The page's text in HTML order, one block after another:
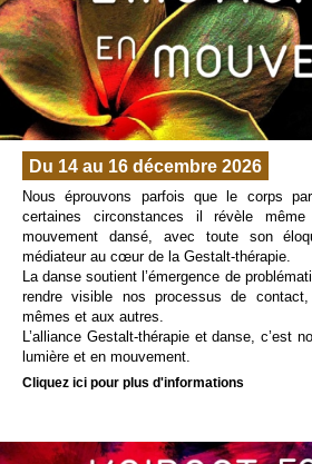
Du 14 au 16 décembre 2026
Nous éprouvons parfois que le corps
certaines circonstances il révèle
mouvement dansé, avec toute son
médiateur au cœur de la Gestalt-thérapie.
La danse soutient l’émergence de
rendre visible nos processus de
mêmes et aux autres.
L’alliance Gestalt-thérapie et danse, c’est
lumière et en mouvement.
Cliquez ici pour plus d'informations